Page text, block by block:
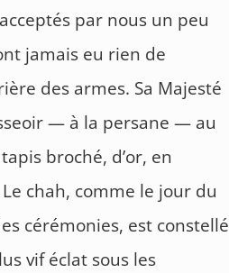
par nous un peu
jamais eu rien de
des armes. Sa Majesté
— à la persane — au
broché, d’or, en
chah, comme le jour du
cérémonies, est constellé
vif éclat sous les